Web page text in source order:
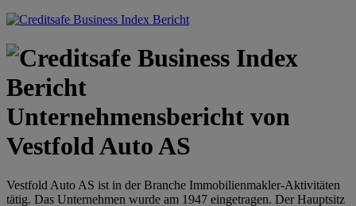
Unternehmensbericht von
Vestfold Auto AS
Vestfold Auto AS ist in der Branche Immobilienmakler-Aktivitäten
tätig. Das Unternehmen wurde am 1947 eingetragen. Der Hauptsitz